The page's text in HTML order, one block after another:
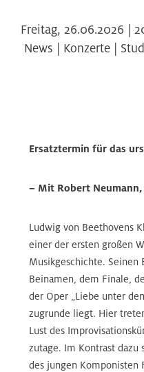
Freitag, 26.06.2026 |
News | Konzerte |
Ersatztermin für das
– Mit Robert
Ludwig von Beethovens
einer der ersten großen
Musikgeschichte. Seinen
Beinamen, dem Finale,
der Oper „Liebe unter
zugrunde liegt. Hier
Lust des
zutage. Im Kontrast dazu
des jungen Komponisten